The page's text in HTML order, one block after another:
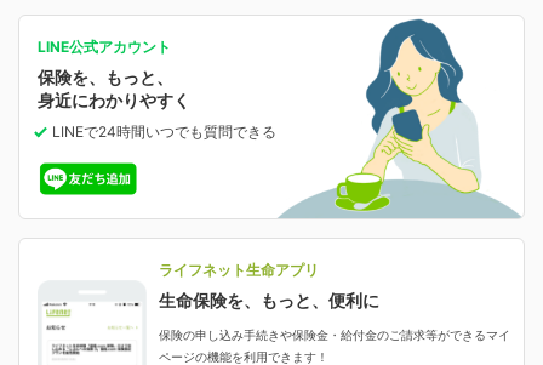
保険ジャンバラヤ
あなたの人生と保険選びのためのWebメディア
選ばれる理由・評判
ライフネット生命の特長
ライフネット生命が選ばれる理由がわかる！
評判・口コミ
ご契約者さまに聞きました！
申し込みガイド
がん保険
がんに備える
女性保険
女性特有の病気に備える
就業不能保険
就業不能状態に備える
認知症・MCIに備える
ご契約内容の確認
お客さま情報の確認・変更
保険料の支払い方法の変更
中断したお申し込みの再開
お申し込み後の状況確認
減額・解約・追加契約の申し込み など
ご契約者さま向け各種お手続き・サービス
保険金・給付金のご請求
会社情報
業績・財務情報
保険金等の支払状況
採用情報
生命保険マニフェスト
保険相談サービス
よくあるご質問
資料請求
LINE公式アカウント
保険を、もっと、
身近にわかりやすく
LINEで24時間いつでも質問できる
ライフネット生命アプリ
生命保険を、もっと、便利に
保険の申し込み手続きや保険金・給付金のご請求等ができるマイ
ページの機能を利用できます！